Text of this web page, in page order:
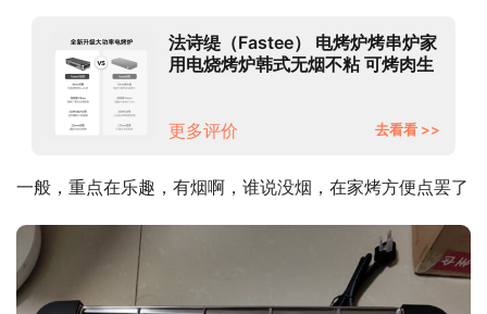
法诗缇（Fastee） 电烤炉烤串炉家
用电烧烤炉韩式无烟不粘 可烤肉生
更多评价
去看看 >>
一般，重点在乐趣，有烟啊，谁说没烟，在家烤方便点罢了